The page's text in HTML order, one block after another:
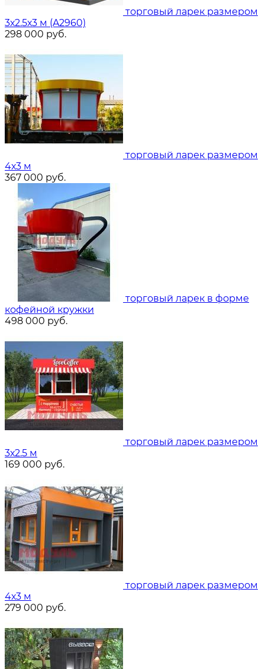
торговый ларек размером
3х2.5х3 м (A2960)
298 000 руб.
торговый ларек размером
4х3 м
367 000 руб.
торговый ларек в форме
кофейной кружки
498 000 руб.
торговый ларек размером
3х2.5 м
169 000 руб.
торговый ларек размером
4х3 м
279 000 руб.